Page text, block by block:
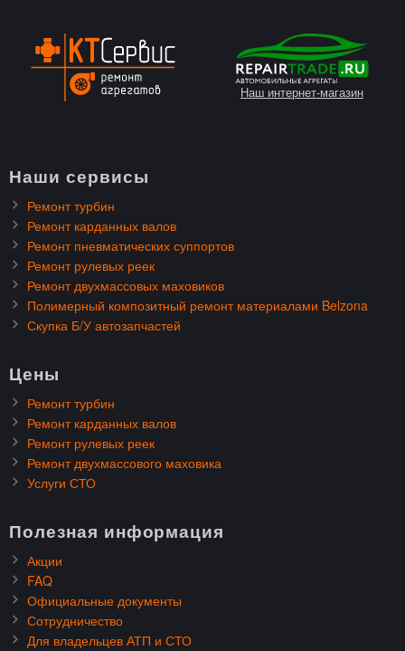
Наш интернет-магазин
Наши сервисы
Ремонт турбин
Ремонт карданных валов
Ремонт пневматических суппортов
Ремонт рулевых реек
Ремонт двухмассовых маховиков
Полимерный композитный ремонт материалами Belzona
Скупка Б/У автозапчастей
Цены
Ремонт турбин
Ремонт карданных валов
Ремонт рулевых реек
Ремонт двухмассового маховика
Услуги СТО
Полезная информация
Акции
FAQ
Официальные документы
Сотрудничество
Для владельцев АТП и СТО